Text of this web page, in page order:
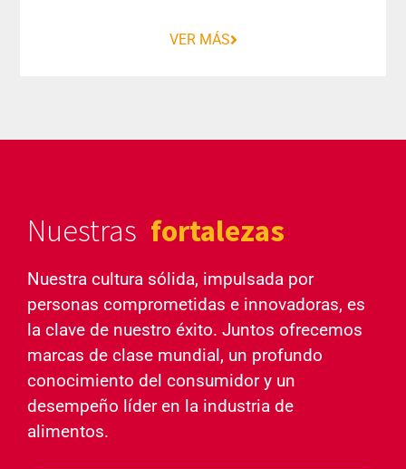
VER MÁS
Nuestras fortalezas
Nuestra cultura sólida, impulsada por
personas comprometidas e innovadoras, es
la clave de nuestro éxito. Juntos ofrecemos
marcas de clase mundial, un profundo
conocimiento del consumidor y un
desempeño líder en la industria de
alimentos.